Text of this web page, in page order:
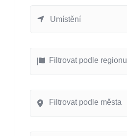
Filtrovat podle regionu
Filtrovat podle města